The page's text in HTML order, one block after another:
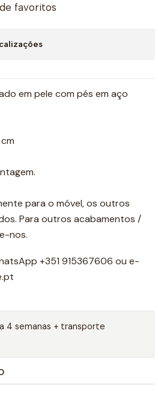
favoritos
em pele com pés em aço
para o móvel, os outros
Para outros acabamentos /
nos.
+351 915367606 ou e-
4 semanas + transporte